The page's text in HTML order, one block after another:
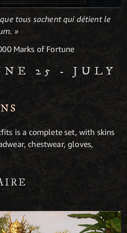
tous sachent qui détient le
»
Marks of Fortune
25 - JULY
is a complete set, with skins
chestwear, gloves,